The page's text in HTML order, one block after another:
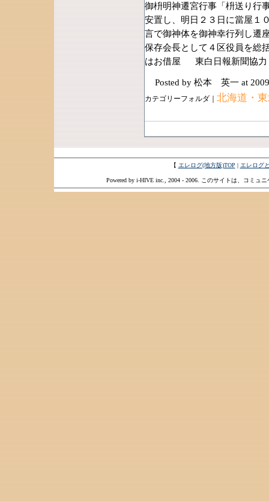
御枡明神遷宮行事「枡送り行
安置し、明日２３日に當屋１
言で御神体を御神幸行列し
保存会長として４区役員を総
はお借屋 東白日報新聞協力
Posted by 松本 英一 at
カテゴリーフォルダ｜ 北海道・
【 エレログ(地方版)TOP | エレログ
Powered by i-HIVE inc., 2004 - 2006. このサイトは、コミュ